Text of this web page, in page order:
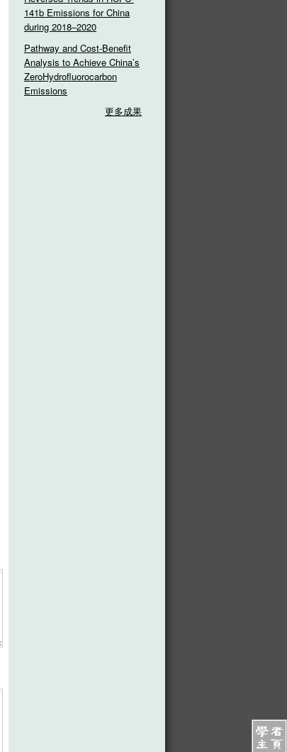
141b Emissions for China
during 2018–2020
Pathway and Cost-Benefit
Analysis to Achieve China’s
ZeroHydrofluorocarbon
Emissions
更多成果